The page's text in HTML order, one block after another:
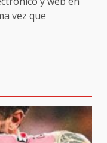
vez que